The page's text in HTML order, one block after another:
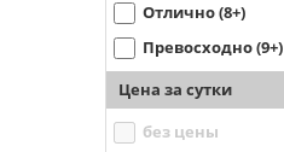
Отлично (8+)
Превосходно (9+)
Цена за сутки
без цены